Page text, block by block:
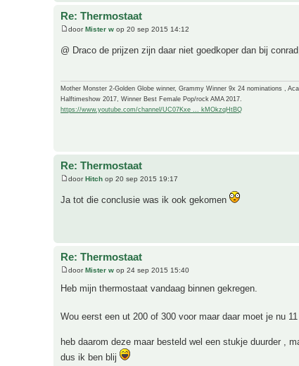
Re: Thermostaat
doorMister w op 20 sep 2015 14:12
@ Draco de prijzen zijn daar niet goedkoper dan bij
Mother Monster 2-Golden Globe winner, Grammy Winner 9x 24 nominations ,
Halftimeshow 2017, Winner Best Female Pop/rock AMA 2017.
https://www.youtube.com/channel/UC07Kxe ... kMOkzqHtBQ
Re: Thermostaat
doorHitch op 20 sep 2015 19:17
Ja tot die conclusie was ik ook gekomen
Re: Thermostaat
doorMister w op 24 sep 2015 15:40
Heb mijn thermostaat vandaag binnen gekregen.
Wou eerst een ut 200 of 300 voor maar daar moet je nu
heb daarom deze maar besteld wel een stukje duurder ,
dus ik ben blij